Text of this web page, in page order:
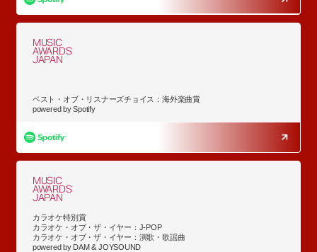
MUSIC
AWARDS
JAPAN
ベスト・オブ・リスナーズチョイス：海外楽曲賞
powered by Spotify
MUSIC
AWARDS
JAPAN
カラオケ特別賞
カラオケ・オブ・ザ・イヤー：J-POP
カラオケ・オブ・ザ・イヤー：演歌・歌謡曲
powered by DAM & JOYSOUND